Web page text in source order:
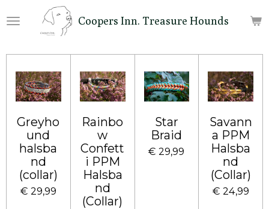
direct
de
hoofdinhoud
Coopers Inn. Treasure Hounds
Greyho
und
halsba
nd
(collar)
€ 29,99
Rainbo
w
Confett
i PPM
Halsba
nd
(Collar)
Star
Braid
€ 29,99
Savann
a PPM
Halsba
nd
(Collar)
€ 24,99